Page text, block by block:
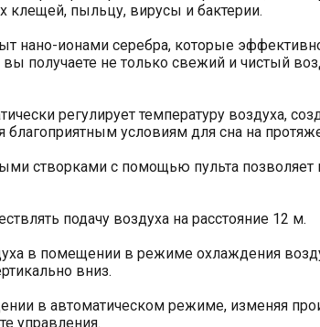
пыльцу, вирусы и бактерии.
нано-ионами серебра, которые
получаете не только свежий и чистый
регулирует температуру воздуха,
условиям для сна на
створками с помощью пульта позволяет
подачу воздуха на расстояние 12 м.
в помещении в режиме охлаждения
вниз.
в автоматическом режиме, изменяя
управления.